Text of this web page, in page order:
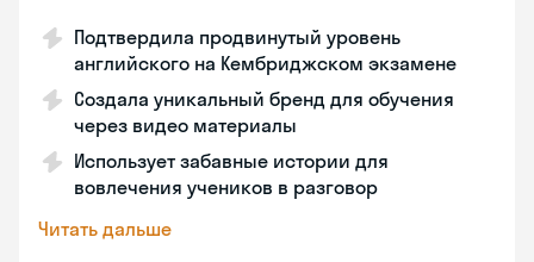
Подтвердила продвинутый уровень
английского на Кембриджском экзамене
Создала уникальный бренд для обучения
через видео материалы
Использует забавные истории для
вовлечения учеников в разговор
Читать дальше